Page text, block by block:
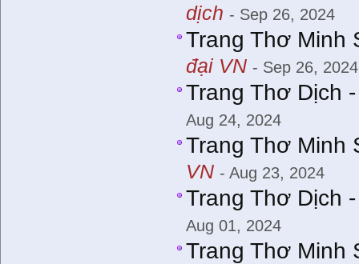
dịch - Sep 26, 2024
Trang Thơ Minh
đại VN - Sep 26, 2024
Trang Thơ Dịch
Aug 24, 2024
Trang Thơ Minh
VN - Aug 23, 2024
Trang Thơ Dịch
Aug 01, 2024
Trang Thơ Minh